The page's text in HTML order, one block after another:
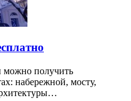
можно получить
набережной, мосту,